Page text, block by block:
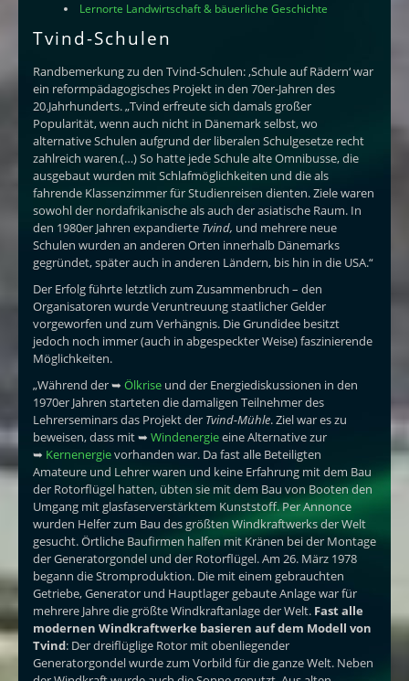
Lernorte Landwirtschaft & bäuerliche Geschichte
Tvind-Schulen
Randbemerkung zu den Tvind-Schulen: ‚Schule auf Rädern‘ war
ein reformpädagogisches Projekt in den 70er-Jahren des
20.Jahrhunderts. „Tvind erfreute sich damals großer
Popularität, wenn auch nicht in Dänemark selbst, wo
alternative Schulen aufgrund der liberalen Schulgesetze recht
zahlreich waren.(…) So hatte jede Schule alte Omnibusse, die
ausgebaut wurden mit Schlafmöglichkeiten und die als
fahrende Klassenzimmer für Studienreisen dienten. Ziele waren
sowohl der nordafrikanische als auch der asiatische Raum. In
den 1980er Jahren expandierte Tvind, und mehrere neue
Schulen wurden an anderen Orten innerhalb Dänemarks
gegründet, später auch in anderen Ländern, bis hin in die USA.“
Der Erfolg führte letztlich zum Zusammenbruch – den
Organisatoren wurde Veruntreuung staatlicher Gelder
vorgeworfen und zum Verhängnis. Die Grundidee besitzt
jedoch noch immer (auch in abgespeckter Weise) faszinierende
Möglichkeiten.
„Während der ➥ Ölkriseund der Energiediskussionen in den
1970er Jahren starteten die damaligen Teilnehmer des
Lehrerseminars das Projekt der Tvind-Mühle. Ziel war es zu
beweisen, dass mit ➥ Windenergieeine Alternative zur
➥ Kernenergievorhanden war. Da fast alle Beteiligten
Amateure und Lehrer waren und keine Erfahrung mit dem Bau
der Rotorflügel hatten, übten sie mit dem Bau von Booten den
Umgang mit glasfaserverstärktem Kunststoff. Per Annonce
wurden Helfer zum Bau des größten Windkraftwerks der Welt
gesucht. Örtliche Baufirmen halfen mit Kränen bei der Montage
der Generatorgondel und der Rotorflügel. Am 26. März 1978
begann die Stromproduktion. Die mit einem gebrauchten
Getriebe, Generator und Hauptlager gebaute Anlage war für
mehrere Jahre die größte Windkraftanlage der Welt. Fast alle
modernen Windkraftwerke basieren auf dem Modell von
Tvind: Der dreiflüglige Rotor mit obenliegender
Generatorgondel wurde zum Vorbild für die ganze Welt. Neben